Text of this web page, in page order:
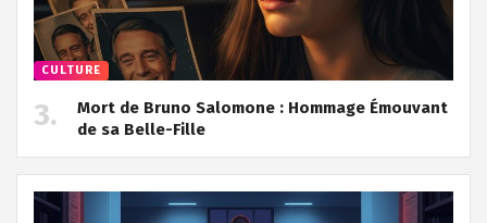
CULTURE
Mort de Bruno Salomone : Hommage Émouvant
de sa Belle-Fille